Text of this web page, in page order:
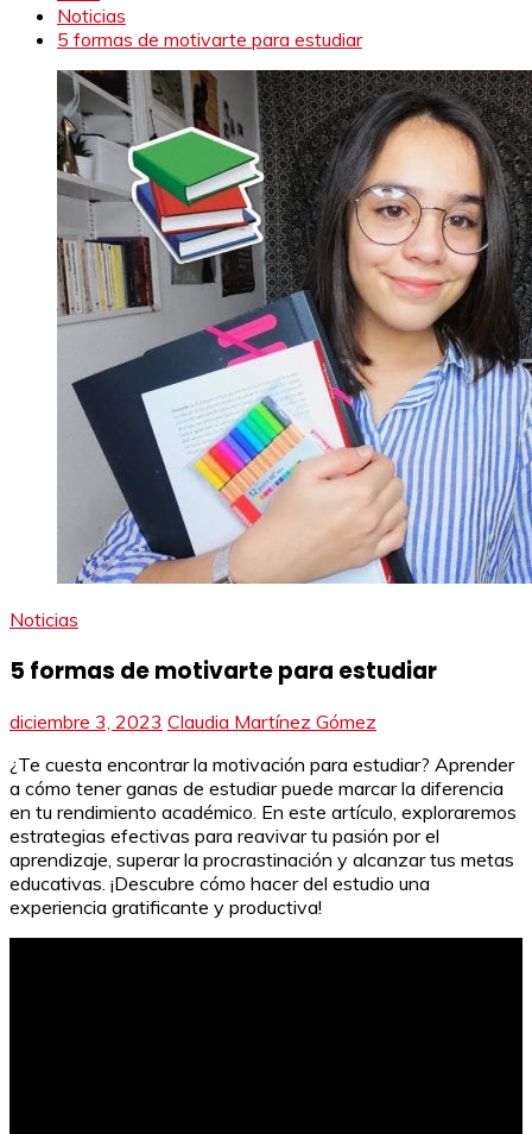
Noticias
5 formas de motivarte para estudiar
Noticias
5 formas de motivarte para estudiar
diciembre 3, 2023 Claudia Martínez Gómez
¿Te cuesta encontrar la motivación para estudiar? Aprender
a cómo tener ganas de estudiar puede marcar la diferencia
en tu rendimiento académico. En este artículo, exploraremos
estrategias efectivas para reavivar tu pasión por el
aprendizaje, superar la procrastinación y alcanzar tus metas
educativas. ¡Descubre cómo hacer del estudio una
experiencia gratificante y productiva!